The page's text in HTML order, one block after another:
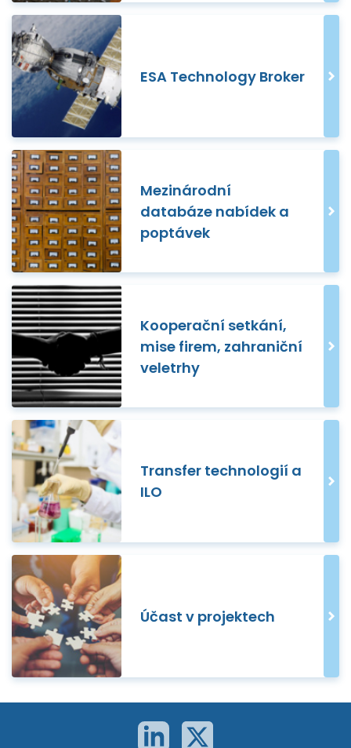
ESA Technology Broker
Mezinárodní
databáze nabídek a
poptávek
Kooperační setkání,
mise firem, zahraniční
veletrhy
Transfer technologií a
ILO
Účast v projektech